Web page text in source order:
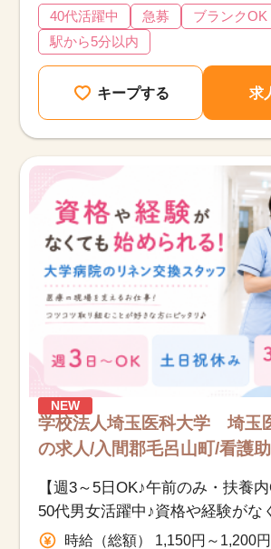
40代活躍中 急募
ブランクOK
駅から5分以内
キープする 求
NEW
学校法人埼玉医科大学 埼玉
の求人/入間郡毛呂山町/看護
【週3～5日OK♪午前のみ・扶養
50代男女活躍中♪資格や経験がな
れる医療現場を支えるお仕事です
時給（総額） 1,150円～1,200円
該当件数
他の条件を選択